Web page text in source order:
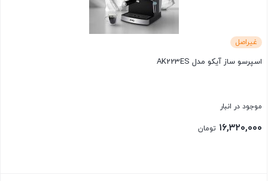
غیراصل
اسپرسو ساز آیکو مدل AK223ES
موجود در انبار
۱۶,۳۲۰,۰۰۰ تومان